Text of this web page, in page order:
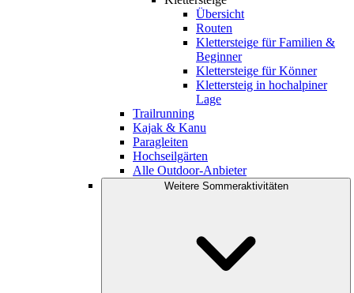
Übersicht
Routen
Klettersteige für Familien &
Beginner
Klettersteige für Könner
Klettersteig in hochalpiner
Lage
Trailrunning
Kajak & Kanu
Paragleiten
Hochseilgärten
Alle Outdoor-Anbieter
Weitere Sommeraktivitäten